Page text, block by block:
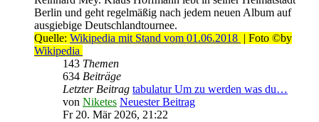
Berlin und geht regelmäßig nach jedem neuen Album auf
ausgiebige Deutschlandtournee.
Quelle: Wikipedia mit Stand vom 01.06.2018 | Foto ©by
Wikipedia
143 Themen
634 Beiträge
Letzter Beitrag tabulatur Um zu werden was du…
von Niketes Neuester Beitrag
Fr 20. Mär 2026, 21:22